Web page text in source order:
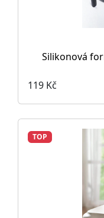
Silikonová
119 Kč
TOP